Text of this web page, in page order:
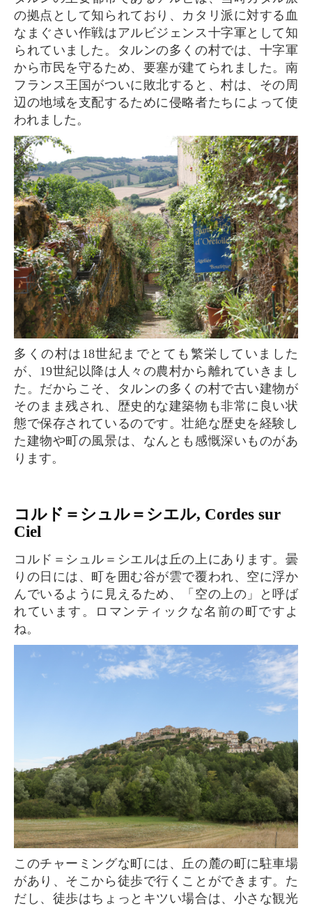
の拠点として知られており、カタリ派に対する血
なまぐさい作戦はアルビジェンス十字軍として知
られていました。タルンの多くの村では、十字軍
から市民を守るため、要塞が建てられました。南
フランス王国がついに敗北すると、村は、その周
辺の地域を支配するために侵略者たちによって使
われました。
多くの村は18世紀までとても繁栄していました
が、19世紀以降は人々の農村から離れていきまし
た。だからこそ、タルンの多くの村で古い建物が
そのまま残され、歴史的な建築物も非常に良い状
態で保存されているのです。壮絶な歴史を経験し
た建物や町の風景は、なんとも感慨深いものがあ
ります。
コルド＝シュル＝シエル, Cordes sur
Ciel
コルド＝シュル＝シエルは丘の上にあります。曇
りの日には、町を囲む谷が雲で覆われ、空に浮か
んでいるように見えるため、「空の上の」と呼ば
れています。ロマンティックな名前の町ですよ
ね。
このチャーミングな町には、丘の麓の町に駐車場
があり、そこから徒歩で行くことができます。た
だし、徒歩はちょっとキツい場合は、小さな観光